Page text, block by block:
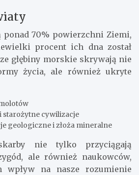
ponad 70% powierzchni Ziemi,
procent ich dna został
głębiny morskie skrywają nie
życia, ale również ukryte
starożytne cywilizacje
geologiczne i złoża mineralne
nie tylko przyciągają
ale również naukowców,
wpływ na nasze rozumienie